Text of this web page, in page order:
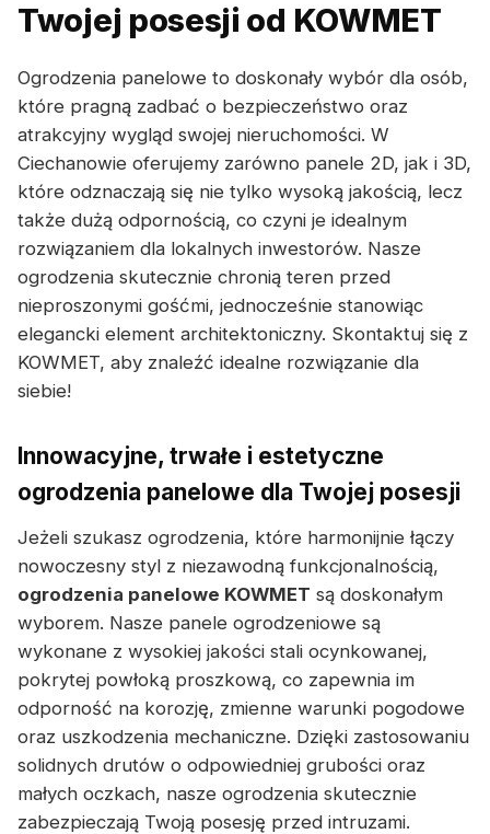
Twojej posesji od KOWMET
Ogrodzenia panelowe to doskonały wybór dla osób,
które pragną zadbać o bezpieczeństwo oraz
atrakcyjny wygląd swojej nieruchomości. W
Ciechanowie oferujemy zarówno panele 2D, jak i 3D,
które odznaczają się nie tylko wysoką jakością, lecz
także dużą odpornością, co czyni je idealnym
rozwiązaniem dla lokalnych inwestorów. Nasze
ogrodzenia skutecznie chronią teren przed
nieproszonymi gośćmi, jednocześnie stanowiąc
elegancki element architektoniczny. Skontaktuj się z
KOWMET, aby znaleźć idealne rozwiązanie dla
siebie!
Innowacyjne, trwałe i estetyczne
ogrodzenia panelowe dla Twojej posesji
Jeżeli szukasz ogrodzenia, które harmonijnie łączy
nowoczesny styl z niezawodną funkcjonalnością,
ogrodzenia panelowe KOWMET są doskonałym
wyborem. Nasze panele ogrodzeniowe są
wykonane z wysokiej jakości stali ocynkowanej,
pokrytej powłoką proszkową, co zapewnia im
odporność na korozję, zmienne warunki pogodowe
oraz uszkodzenia mechaniczne. Dzięki zastosowaniu
solidnych drutów o odpowiedniej grubości oraz
małych oczkach, nasze ogrodzenia skutecznie
zabezpieczają Twoją posesję przed intruzami.